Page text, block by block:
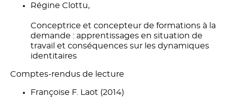
Régine Clottu,
Conceptrice et concepteur de formations à la
demande : apprentissages en situation de
travail et conséquences sur les dynamiques
identitaires
Comptes-rendus de lecture
Françoise F. Laot (2014)